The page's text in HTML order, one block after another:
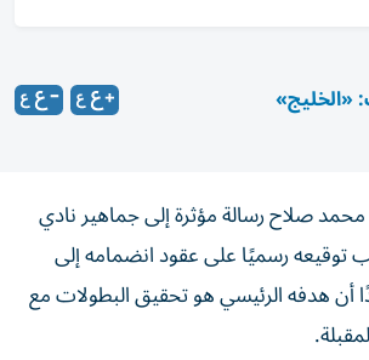
«الخليج»
صلاح رسالة مؤثرة إلى جماهير نادي
توقيعه رسميًا على عقود انضمامه إلى
أن هدفه الرئيسي هو تحقيق البطولات مع